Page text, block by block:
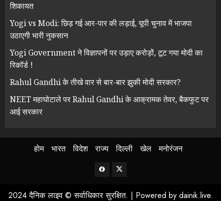
शिकायत
Yogi vs Modi: छिड़ गई आर-पार की लड़ाई, यूपी चुनाव में भाजपा
उठाएगी भारी नुकसान
Yogi Government ने विज्ञापनों पर उड़ाए करोड़ों, टूट गया मोदी का
रिकॉर्ड !
Rahul Gandhi के तीखे वार से बार-बार झुकी मोदी सरकार?
NEET महाघोटाले पर Rahul Gandhi के आक्रामक तेवर, बैकफुट पर
आई सरकार
होम भारत विदेश राज्य दिल्ली खेल मनोरंजन
Facebook
Twitter
2024 दैनिक लाइव © सर्वाधिकार सुरक्षित. | Powered by dainik.live.